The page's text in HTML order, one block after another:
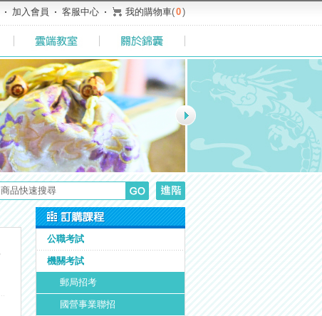
加入會員 客服中心 我的購物車(0)
公職考試
機關考試
郵局招考
國營事業聯招